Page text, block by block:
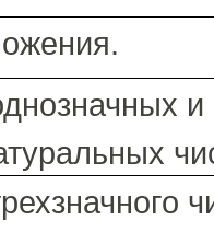
и